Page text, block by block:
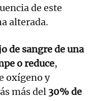
de este
alterada.
de sangre de una
o reduce,
oxígeno y
más del 30% de